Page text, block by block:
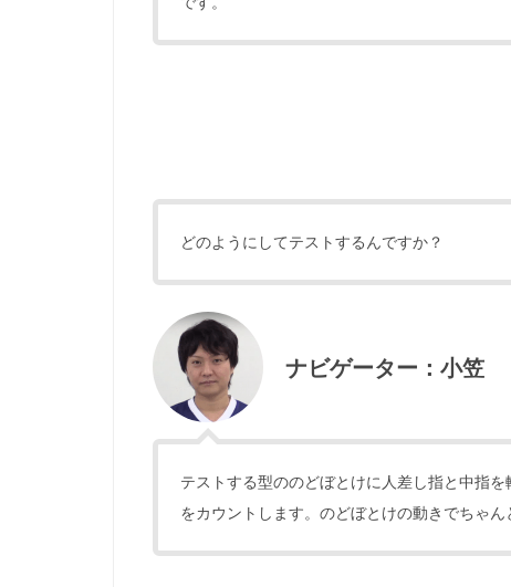
どのようにしてテストするんですか？
ナビゲーター：小笠
テストする型ののどぼとけに人差し指と中指
をカウントします。のどぼとけの動きでちゃん